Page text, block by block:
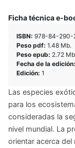
Ficha técnica e-
ISBN: 978-84-290-
Peso pdf: 1.48 Mb.
Peso epub: 2.72
Fecha de la edición:
Edición: 1
Las especies
para los
consideradas la
nivel mundial. La
orientar acerca del